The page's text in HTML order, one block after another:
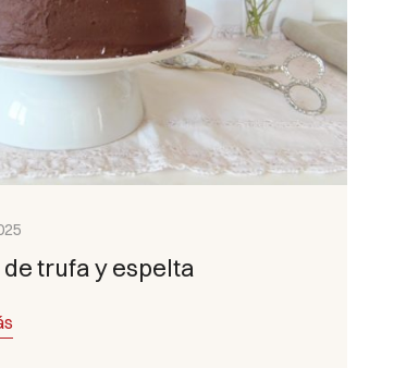
trufa y espelta